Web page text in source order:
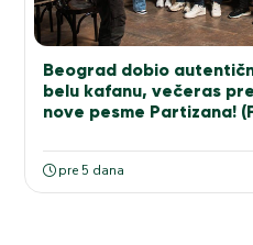
Beograd dobio
belu kafanu, večeras
nove pesme Partizana!
pre 5 dana